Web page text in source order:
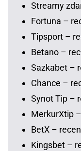
Streamy
Fortuna –
Tipsport –
Betano –
Sazkabet –
Chance –
Synot Tip –
MerkurXtip
BetX –
Kingsbet –